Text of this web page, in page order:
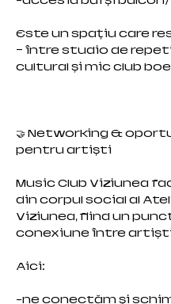
Este un spațiu care
– între studio de
cultural și mic club
🤝 Networking &
pentru artiști
Music Club Viziunea
din corpul social al
Viziunea, fiind un
conexiune între
Aici:
-ne conectăm și